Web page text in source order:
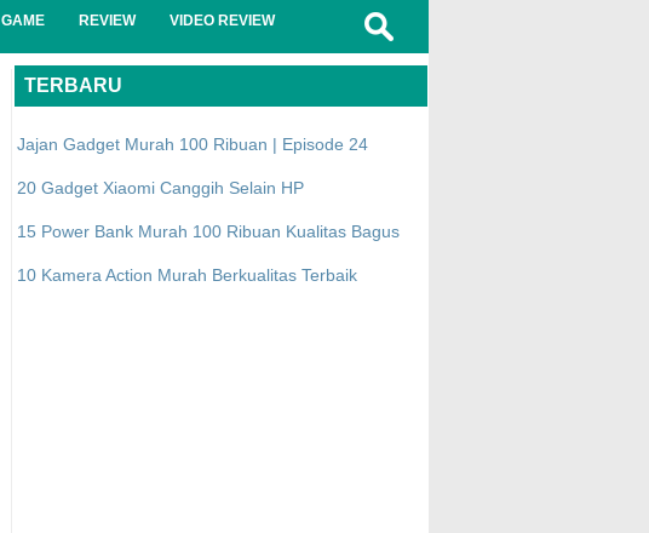
GAME REVIEW VIDEO REVIEW
TERBARU
Jajan Gadget Murah 100 Ribuan | Episode 24
20 Gadget Xiaomi Canggih Selain HP
15 Power Bank Murah 100 Ribuan Kualitas Bagus
10 Kamera Action Murah Berkualitas Terbaik